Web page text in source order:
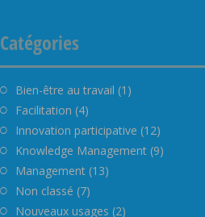
Catégories
Bien-être au travail (1)
Facilitation (4)
Innovation participative (12)
Knowledge Management (9)
Management (13)
Non classé (7)
Nouveaux usages (2)